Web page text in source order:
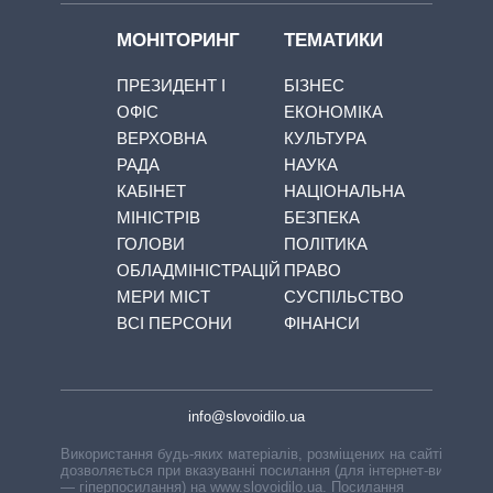
МОНІТОРИНГ
ПРЕЗИДЕНТ І
ОФІС
ВЕРХОВНА
РАДА
КАБІНЕТ
МІНІСТРІВ
ГОЛОВИ
ОБЛАДМІНІСТРАЦІЙ
МЕРИ МІСТ
ВСІ ПЕРСОНИ
ТЕМАТИКИ
БІЗНЕС
ЕКОНОМІКА
КУЛЬТУРА
НАУКА
НАЦІОНАЛЬНА
БЕЗПЕКА
ПОЛІТИКА
ПРАВО
СУСПІЛЬСТВО
ФІНАНСИ
info@slovoidilo.ua
Використання будь-яких матеріалів, розміщених на сайті,
дозволяється при вказуванні посилання (для інтернет-видань
— гіперпосилання) на www.slovoidilo.ua. Посилання